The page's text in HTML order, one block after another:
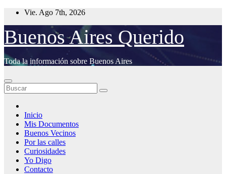
Saltar
contenido
Vie. Ago 7th, 2026
Buenos Aires Querido
Toda la información sobre Buenos Aires
Inicio
Mis Documentos
Buenos Vecinos
Por las calles
Curiosidades
Yo Digo
Contacto